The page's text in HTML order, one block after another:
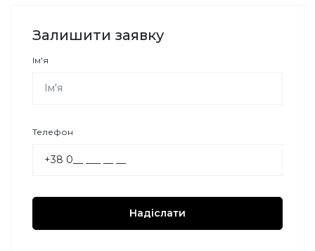
Залишити заявку
Ім'я
Телефон
Надіслати